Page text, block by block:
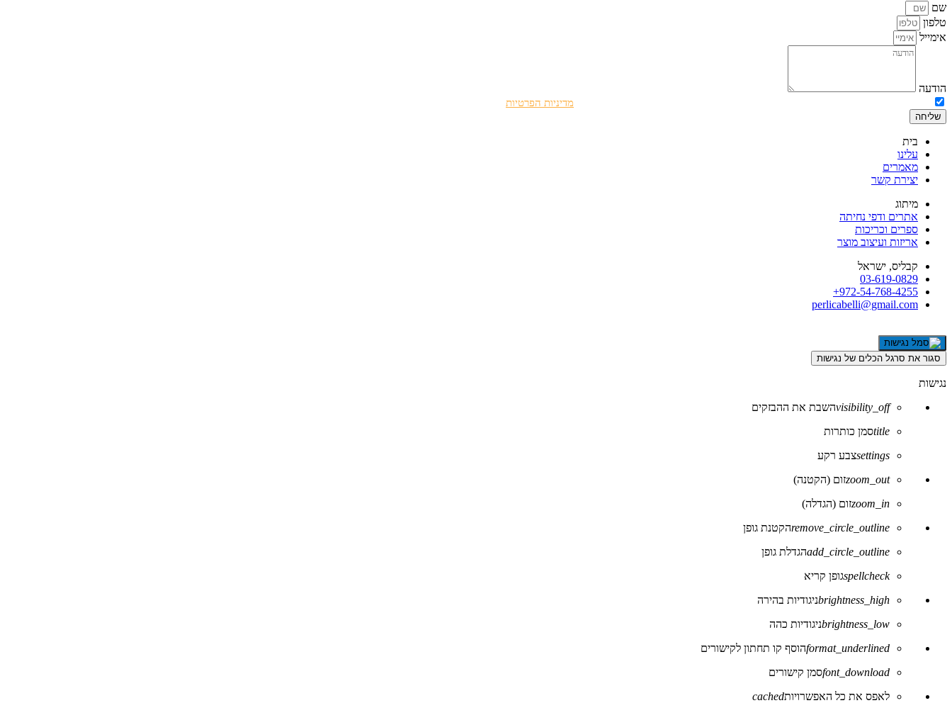
שם
טלפון
אימייל
הודעה
מדיניות הפרטיות
שליחה
בית
עלינו
מאמרים
יצירת קשר
מיתוג
אתרים ודפי נחיתה
ספרים וכריכות
אריזות ועיצוב מוצר
קבליס, ישראל
03-619-0829
972-54-768-4255+
perlicabelli@gmail.com
סגור את סרגל הכלים של נגישות
נגישות
visibility_offהשבת את ההבזקים
titleסמן כותרות
settingsצבע רקע
zoom_outזום (הקטנה)
zoom_inזום (הגדלה)
remove_circle_outlineהקטנת גופן
add_circle_outlineהגדלת גופן
spellcheckגופן קריא
brightness_highניגודיות בהירה
brightness_lowניגודיות כהה
format_underlinedהוסף קו תחתון לקישורים
font_downloadסמן קישורים
לאפס את כל האפשרויותcached